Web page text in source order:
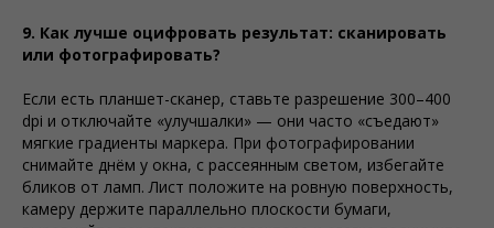
9. Как лучше оцифровать результат: сканировать
или фотографировать?
Если есть планшет-сканер, ставьте разрешение 300–400
dpi и отключайте «улучшалки» — они часто «съедают»
мягкие градиенты маркера. При фотографировании
снимайте днём у окна, с рассеянным светом, избегайте
бликов от ламп. Лист положите на ровную поверхность,
камеру держите параллельно плоскости бумаги,